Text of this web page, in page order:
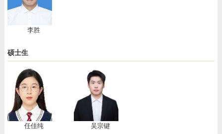
李胜
硕士生
任佳纯 吴宗键